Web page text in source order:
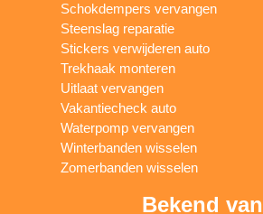
Schokdempers vervangen
Steenslag reparatie
Stickers verwijderen auto
Trekhaak monteren
Uitlaat vervangen
Vakantiecheck auto
Waterpomp vervangen
Winterbanden wisselen
Zomerbanden wisselen
Bekend van